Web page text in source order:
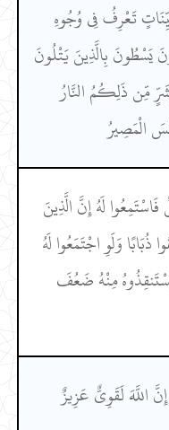
بَيِّنَاتٍ تَعْرِفُ فِي وُجُوهِ
يَسْطُونَ بِالَّذِينَ يَتْلُونَ
مِّن ذَلِكُمُ النَّارُ
الْمَصِيرُ
لَهُ إِنَّ الَّذِينَ
وَلَوِ اجْتَمَعُوا لَهُ
مِنْهُ ضَعُفَ